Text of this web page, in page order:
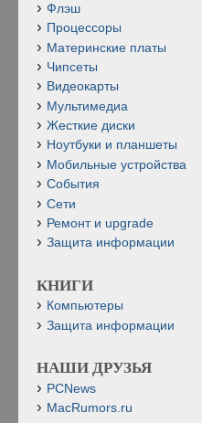
Флэш
Процессоры
Материнские платы
Чипсеты
Видеокарты
Мультимедиа
Жесткие диски
Ноутбуки и планшеты
Мобильные устройства
События
Сети
Ремонт и upgrade
Защита информации
КНИГИ
Компьютеры
Защита информации
НАШИ ДРУЗЬЯ
PCNews
MacRumors.ru